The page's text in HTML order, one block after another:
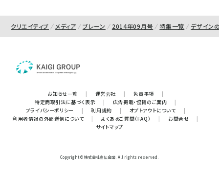
クリエイティブ メディア ブレーン 2014年09月号 特集一覧 デザイン
お知らせ一覧 | 運営会社 | 免責事項
|
特定商取引法に基づく表示
| 広告掲載・協賛のご案内
|
プライバシーポリシー
| 利用規約 | オプトアウトについて
|
利用者情報の外部送信について
| よくあるご質問（FAQ） | お問合せ
|
サイトマップ
Copyright © 株式会社宣伝会議. All rights reserved.